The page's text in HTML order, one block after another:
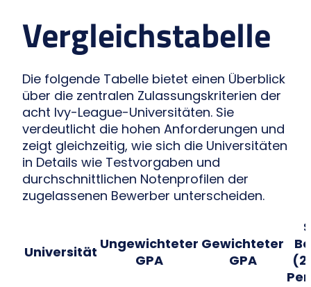
Vergleichstabelle
Die folgende Tabelle bietet einen Überblick
über die zentralen Zulassungskriterien der
acht Ivy-League-Universitäten. Sie
verdeutlicht die hohen Anforderungen und
zeigt gleichzeitig, wie sich die Universitäten
in Details wie Testvorgaben und
durchschnittlichen Notenprofilen der
zugelassenen Bewerber unterscheiden.
Universität Ungewichteter
GPA
Gewichteter
GPA